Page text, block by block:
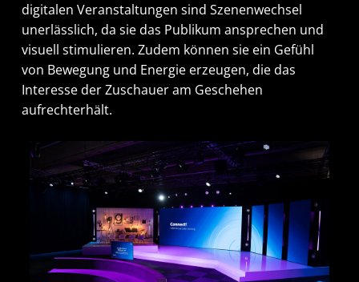
digitalen Veranstaltungen sind Szenenwechsel
unerlässlich, da sie das Publikum ansprechen und
visuell stimulieren. Zudem können sie ein Gefühl
von Bewegung und Energie erzeugen, die das
Interesse der Zuschauer am Geschehen
aufrechterhält.